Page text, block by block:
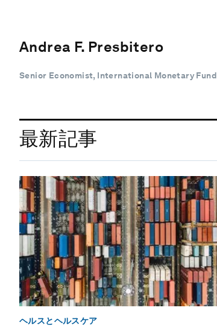
Andrea F. Presbitero
Senior Economist, International Monetary Fund
最新記事
ヘルスとヘルスケア